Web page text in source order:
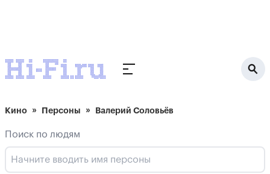
Кино Персоны Валерий Соловьёв
Поиск по людям